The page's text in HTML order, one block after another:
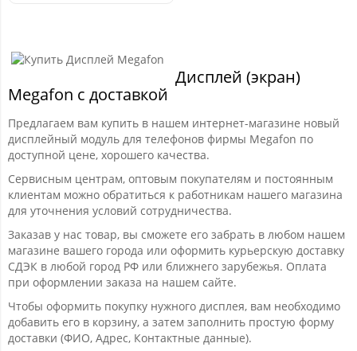
Дисплей (экран)
Megafon с доставкой
Предлагаем вам купить в нашем интернет-магазине новый
дисплейный модуль для телефонов фирмы Megafon по
доступной цене, хорошего качества.
Сервисным центрам, оптовым покупателям и постоянным
клиентам можно обратиться к работникам нашего магазина
для уточнения условий сотрудничества.
Заказав у нас товар, вы сможете его забрать в любом нашем
магазине вашего города или оформить курьерскую доставку
СДЭК в любой город РФ или ближнего зарубежья. Оплата
при оформлении заказа на нашем сайте.
Чтобы оформить покупку нужного дисплея, вам необходимо
добавить его в корзину, а затем заполнить простую форму
доставки (ФИО, Адрес, Контактные данные).